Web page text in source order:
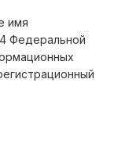
имя
Федеральной